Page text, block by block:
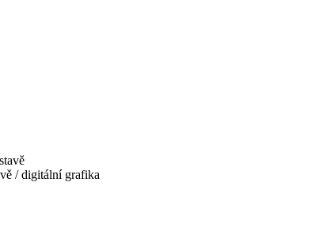
/ digitální grafika